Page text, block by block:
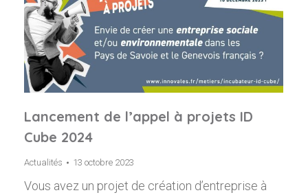
Lancement de l’appel à projets ID
Cube 2024
Actualités 13 octobre 2023
Vous avez un projet de création d’entreprise à